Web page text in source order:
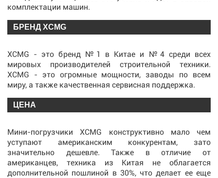
комплектации машин.
БРЕНД XCMG
XCMG - это бренд №1 в Китае и №4 среди всех
мировых производителей строительной техники.
XCMG - это огромные мощности, заводы по всем
миру, а также качественная сервисная поддержка.
ЦЕНА
Мини-погрузчики XCMG конструктивно мало чем
уступают американским конкурентам, зато
значительно дешевле. Также в отличие от
американцев, техника из Китая не облагается
дополнительной пошлиной в 30%, что делает ее еще